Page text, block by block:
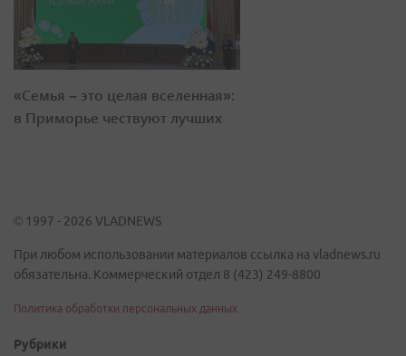
«Семья – это целая вселенная»:
в Приморье чествуют лучших
© 1997 - 2026 VLADNEWS
При любом использовании материалов ссылка на vladnews.ru
обязательна. Коммерческий отдел 8 (423) 249-8800
Политика обработки персональных данных
Рубрики